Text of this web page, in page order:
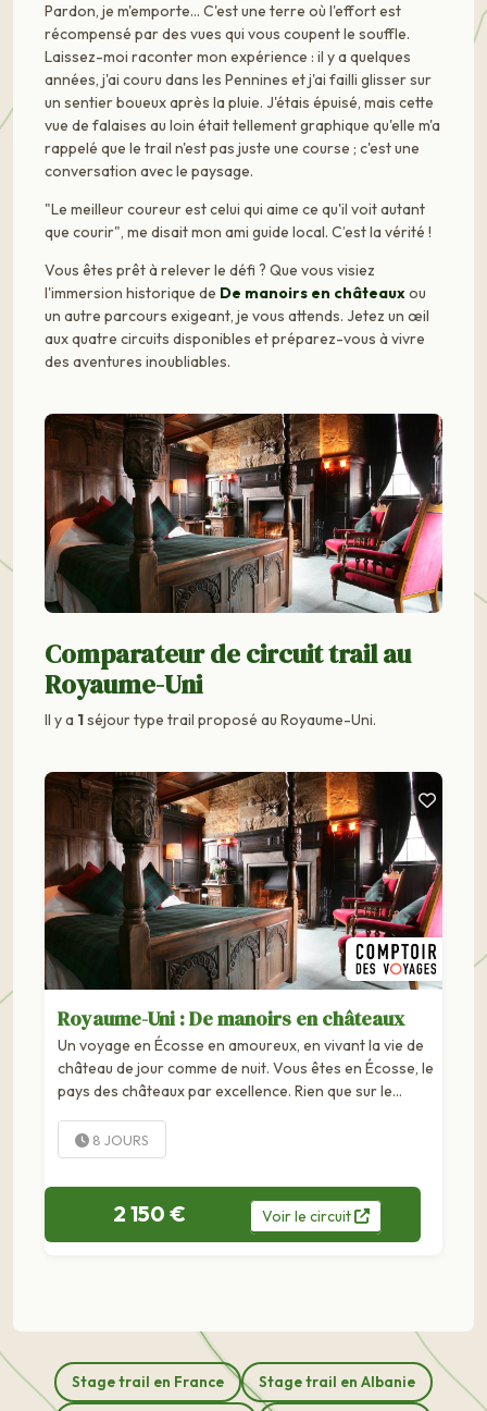
Pardon, je m'emporte… C'est une terre où l'effort est
récompensé par des vues qui vous coupent le souffle.
Laissez-moi raconter mon expérience : il y a quelques
années, j'ai couru dans les Pennines et j'ai failli glisser sur
un sentier boueux après la pluie. J'étais épuisé, mais cette
vue de falaises au loin était tellement graphique qu'elle m'a
rappelé que le trail n'est pas juste une course ; c'est une
conversation avec le paysage.
"Le meilleur coureur est celui qui aime ce qu'il voit autant
que courir", me disait mon ami guide local. C’est la vérité !
Vous êtes prêt à relever le défi ? Que vous visiez
l'immersion historique de De manoirs en châteaux ou
un autre parcours exigeant, je vous attends. Jetez un œil
aux quatre circuits disponibles et préparez-vous à vivre
des aventures inoubliables.
Comparateur de circuit trail au
Royaume-Uni
Il y a 1séjour type trail proposé au Royaume-Uni.
Royaume-Uni : De manoirs en châteaux
Un voyage en Écosse en amoureux, en vivant la vie de
château de jour comme de nuit. Vous êtes en Écosse, le
pays des châteaux par excellence. Rien que sur le
moins de 15 de...
8 JOURS
2 150 € Voirle circuit
Stage trail en France Stage trail en Albanie